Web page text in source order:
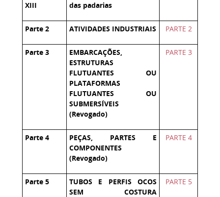
XIII
das padarias
Parte 2 ATIVIDADES INDUSTRIAIS PARTE 2
Parte 3
EMBARCAÇÕES,
ESTRUTURAS
FLUTUANTES OU
PLATAFORMAS
FLUTUANTES OU
SUBMERSÍVEIS
(Revogado)
PARTE 3
Parte 4
PEÇAS, PARTES E
COMPONENTES
(Revogado)
PARTE 4
Parte 5
TUBOS E PERFIS OCOS
SEM COSTURA
PARTE 5